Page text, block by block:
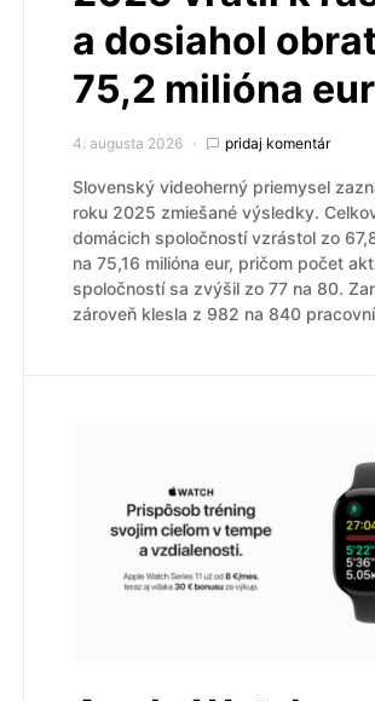
a dosiahol
75,2 milióna eur
4. augusta 2026 pridaj komentár
Slovenský videoherný priemysel
roku 2025 zmiešané výsledky.
domácich spoločností vzrástol zo
na 75,16 milióna eur, pričom počet
spoločností sa zvýšil zo 77 na 80.
zároveň klesla z 982 na 840